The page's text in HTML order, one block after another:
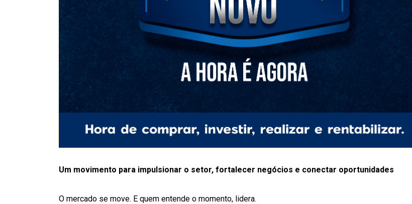
Um movimento para impulsionar o setor, fortalecer negócios e conectar oportunidades
O mercado se move. E quem entende o momento, lidera.